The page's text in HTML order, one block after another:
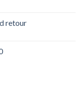
retour